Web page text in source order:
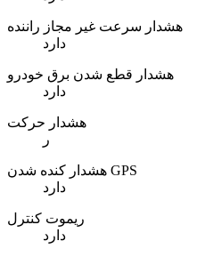
هشدار سرعت غیر مجاز راننده
دارد
هشدار قطع شدن برق خودرو
دارد
هشدار حرکت
ر
هشدار کنده شدن GPS
دارد
ریموت کنترل
دارد